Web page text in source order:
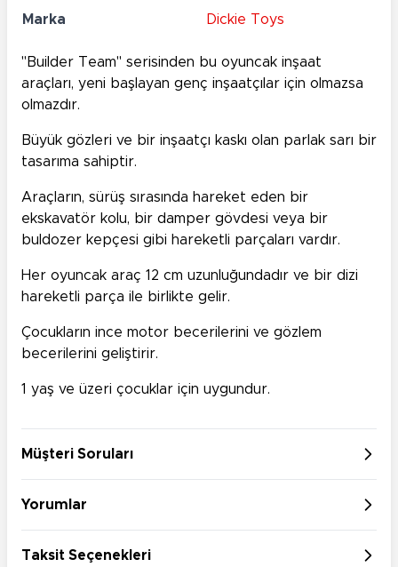
Marka Dickie Toys
"Builder Team" serisinden bu oyuncak inşaat
araçları, yeni başlayan genç inşaatçılar için olmazsa
olmazdır.
Büyük gözleri ve bir inşaatçı kaskı olan parlak sarı bir
tasarıma sahiptir.
Araçların, sürüş sırasında hareket eden bir
ekskavatör kolu, bir damper gövdesi veya bir
buldozer kepçesi gibi hareketli parçaları vardır.
Her oyuncak araç 12 cm uzunluğundadır ve bir dizi
hareketli parça ile birlikte gelir.
Çocukların ince motor becerilerini ve gözlem
becerilerini geliştirir.
1 yaş ve üzeri çocuklar için uygundur.
Müşteri Soruları
Yorumlar
Taksit Seçenekleri